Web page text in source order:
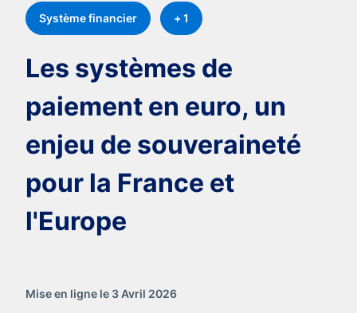
Système financier + 1
Les systèmes de
paiement en euro, un
enjeu de souveraineté
pour la France et
l'Europe
Mise en ligne le 3 Avril 2026